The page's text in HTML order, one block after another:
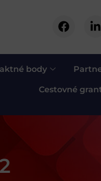
body
Cestovné